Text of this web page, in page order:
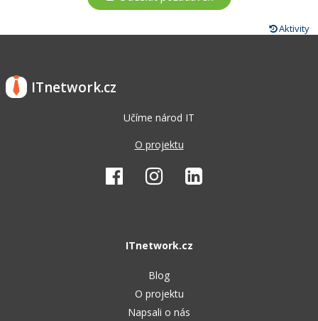
Aktivity
ITnetwork.cz
Učíme národ IT
O projektu
ITnetwork.cz
Blog
O projektu
Napsali o nás